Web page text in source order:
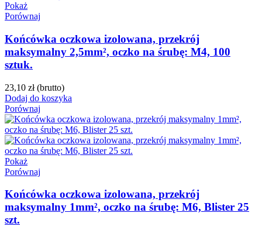
Pokaż
Porównaj
Końcówka oczkowa izolowana, przekrój
maksymalny 2,5mm², oczko na śrubę: M4, 100
sztuk.
23,10 zł (brutto)
Dodaj do koszyka
Porównaj
Pokaż
Porównaj
Końcówka oczkowa izolowana, przekrój
maksymalny 1mm², oczko na śrubę: M6, Blister 25
szt.